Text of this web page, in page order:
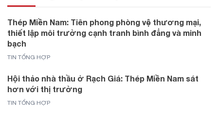
Thép Miền Nam: Tiên phong phòng vệ thương mại,
thiết lập môi trường cạnh tranh bình đẳng và minh
bạch
TIN TỔNG HỢP
Hội thảo nhà thầu ở Rạch Giá: Thép Miền Nam sát
hơn với thị trường
TIN TỔNG HỢP